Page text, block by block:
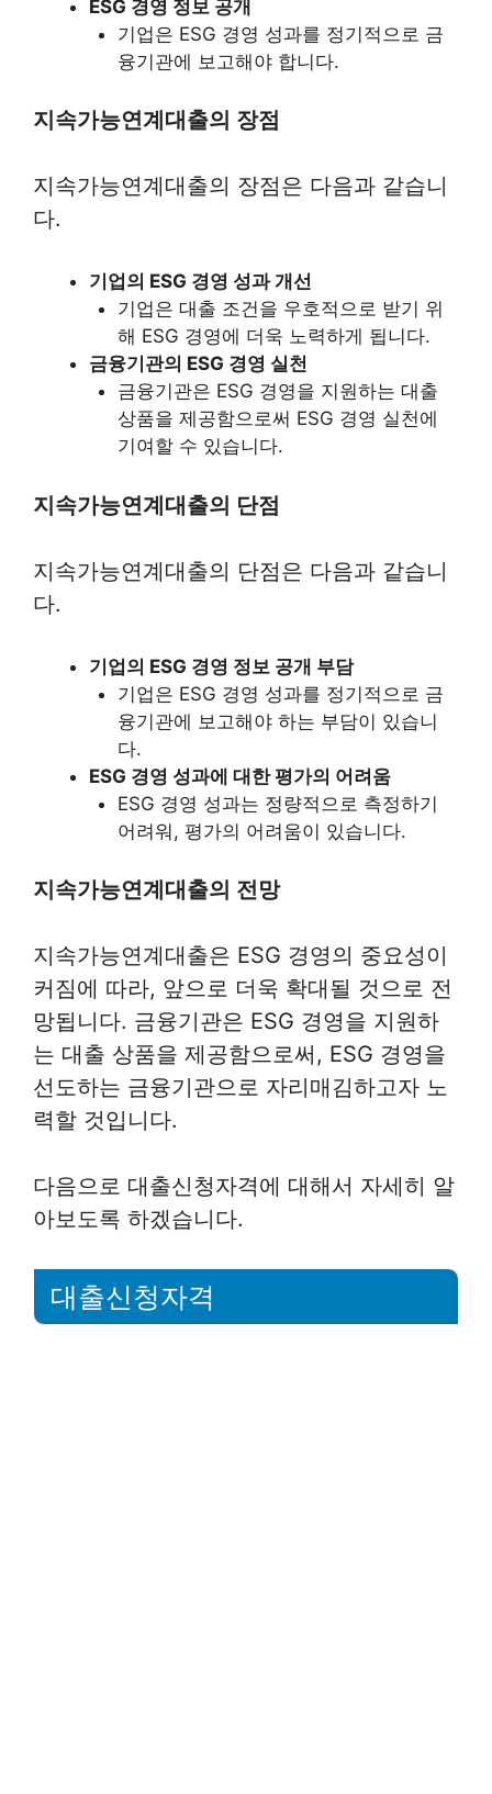
ESG 경영 정보 공개
기업은 ESG 경영 성과를 정기적으로 금
융기관에 보고해야 합니다.
지속가능연계대출의 장점
지속가능연계대출의 장점은 다음과 같습니
다.
기업의 ESG 경영 성과 개선
기업은 대출 조건을 우호적으로 받기 위
해 ESG 경영에 더욱 노력하게 됩니다.
금융기관의 ESG 경영 실천
금융기관은 ESG 경영을 지원하는 대출
상품을 제공함으로써 ESG 경영 실천에
기여할 수 있습니다.
지속가능연계대출의 단점
지속가능연계대출의 단점은 다음과 같습니
다.
기업의 ESG 경영 정보 공개 부담
기업은 ESG 경영 성과를 정기적으로 금
융기관에 보고해야 하는 부담이 있습니
다.
ESG 경영 성과에 대한 평가의 어려움
ESG 경영 성과는 정량적으로 측정하기
어려워, 평가의 어려움이 있습니다.
지속가능연계대출의 전망
지속가능연계대출은 ESG 경영의 중요성이
커짐에 따라, 앞으로 더욱 확대될 것으로 전
망됩니다. 금융기관은 ESG 경영을 지원하
는 대출 상품을 제공함으로써, ESG 경영을
선도하는 금융기관으로 자리매김하고자 노
력할 것입니다.
다음으로 대출신청자격에 대해서 자세히 알
아보도록 하겠습니다.
대출신청자격